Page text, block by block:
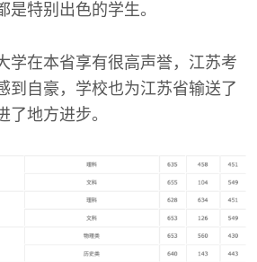
是特别出色的学生。
学在本省享有很高声誉，江苏考
到自豪，学校也为江苏省输送了
了地方进步。